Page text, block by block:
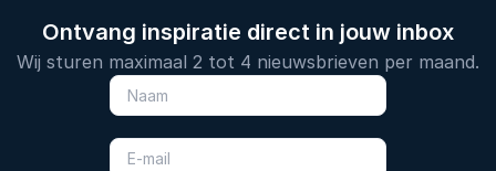
Ontvang inspiratie direct in jouw inbox
Wij sturen maximaal 2 tot 4 nieuwsbrieven per maand.